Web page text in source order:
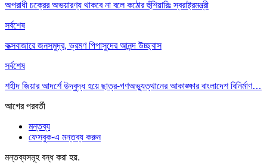
অপরাধী চক্রের অভয়ারণ্য থাকবে না বলে কঠোর হুঁশিয়ারিঃ স্বরাষ্ট্রমন্ত্রী
সর্বশেষ
কক্সবাজারে জনসমুদ্র, ভ্রমণ পিপাসুদের আনন্দ উচ্ছ্বাস
সর্বশেষ
শহীদ জিয়ার আদর্শে উদ্বুদ্ধ হয়ে ছাত্র-গণঅভ্যুত্থানের আকাঙ্ক্ষার বাংলাদেশ বিনির্মাণ…
আগেরপরবর্তী
মন্তব্য
ফেসবুক-এ মন্তব্য করুন
মন্তব্যসমূহ বন্ধ করা হয়.